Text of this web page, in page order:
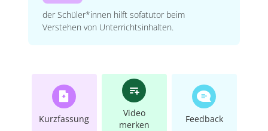
der Schüler*innen hilft sofatutor beim
Verstehen von Unterrichtsinhalten.
Kurzfassung
Video
merken
Feedback